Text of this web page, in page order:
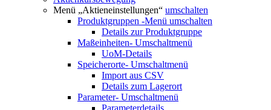
Menü „Aktieneinstellungen“ umschalten
Produktgruppen -Menü umschalten
Details zur Produktgruppe
Maßeinheiten- Umschaltmenü
UoM-Details
Speicherorte- Umschaltmenü
Import aus CSV
Details zum Lagerort
Parameter- Umschaltmenü
Parameterdetails